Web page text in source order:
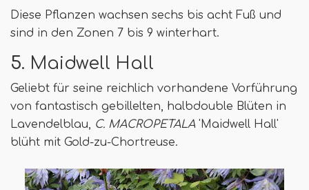
Diese Pflanzen wachsen sechs bis acht Fuß und
sind in den Zonen 7 bis 9 winterhart.
5. Maidwell Hall
Geliebt für seine reichlich vorhandene Vorführung
von fantastisch gebillelten, halbdouble Blüten in
Lavendelblau, C. MACROPETALA 'Maidwell Hall'
blüht mit Gold-zu-Chortreuse.